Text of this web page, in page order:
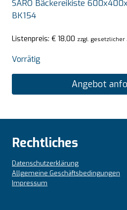
SARO Bäckereikiste
BK154
Listenpreis: € 18,00 zzgl. gesetzlicher
Vorrätig
Angebot
Rechtliches
Datenschutzerklärung
Allgemeine Geschäftsbedingungen
Impressum